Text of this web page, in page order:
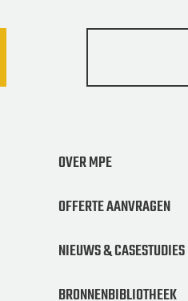
OVER MPE
OFFERTE AANVRAGEN
NIEUWS & CASESTUDIES
BRONNENBIBLIOTHEEK